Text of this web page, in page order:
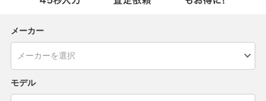
メーカー
モデル